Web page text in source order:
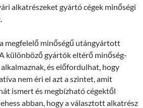
alkatrészeket gyártó cégek minőségi
megfelelő minőségű utángyártott
különböző gyártók eltérő minőség-
és előfordulhat, hogy
nem éri el azt a szintet, amit
ismert és megbízható cégektől
abban, hogy a választott alkatrész